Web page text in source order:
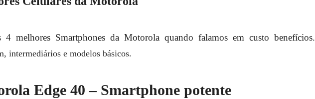
4 melhores Smartphones da Motorola quando falamos em custo benefícios.
intermediários e modelos básicos.
Edge 40 – Smartphone potente